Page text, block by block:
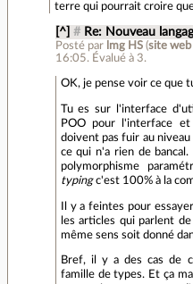
terre qui pourrait croire
[^] # Re: Nouveau
Posté par lmg HS(site web
16:05. Évalué à 3.
OK, je pense voir ce que
Tu es sur l'interface
POO pour l'interface
doivent pas fuir au
ce qui n'a rien de
polymorphisme
typingc'est 100% à la
Il y a feintes pour
les articles qui parlent de
même sens soit donné
Bref, il y a des cas de
famille de types. Et ça